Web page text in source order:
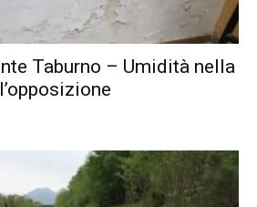
Taburno – Umidità nella